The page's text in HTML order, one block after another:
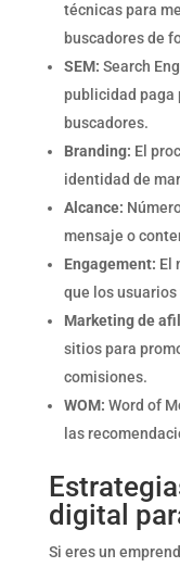
técnicas para
buscadores de
SEM: Search
publicidad paga
buscadores.
Branding: El
identidad de
Alcance:
mensaje o
Engagement: El
que los
Marketing de
sitios para
comisiones.
WOM: Word of
las
digital
Si eres un